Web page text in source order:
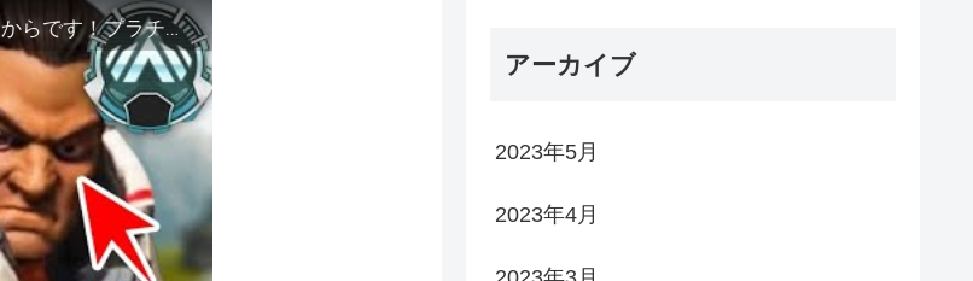
【APEX】あなたの撃ち合いが強い理由は射線管理をしないからです！プラチナ君コーチング【shomaru7/エーペックスレジェンズ】
アーカイブ
2023年5月
2023年4月